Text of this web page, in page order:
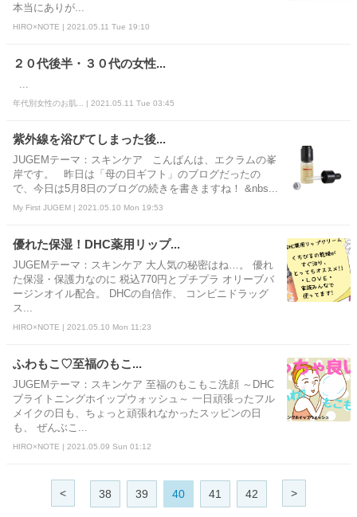
本当にありが...
HIRO×NOTE | 2021.05.11 Tue 19:10
２０代後半・３０代の女性...
年代別女性のお肌... | 2021.05.11 Tue 03:45
紫外線を浴びてしまった後...
JUGEMテーマ：スキンケア こんばんは、エクラムの峯
岸です。 昨日は「母の日ギフト」のブログだったの
で、今日は5月8日のブログの続きを書きますね！ &nbs...
My First JUGEM | 2021.05.10 Mon 19:53
優れた保湿！DHC薬用リップ...
JUGEMテーマ：スキンケア 大人気の秘密はね…。 優れ
た保湿・保護力なのに 税込770円とプチプラ オリーブバ
ージンオイル配合。 DHCの自信作、 コンビニドラッグ
ス...
HIRO×NOTE | 2021.05.10 Mon 11:23
ふわもこ♡至福のもこ...
JUGEMテーマ：スキンケア 至福のもこもこ洗顔 ～DHC
ブライトニングホイップウォッシュ～ 一日頑張ったフル
メイクの日も、ちょっと頑張れなかったスッピンの日
も、 ぜんぶこ...
HIRO×NOTE | 2021.05.09 Sun 01:12
< 38 39 40 41 42 >